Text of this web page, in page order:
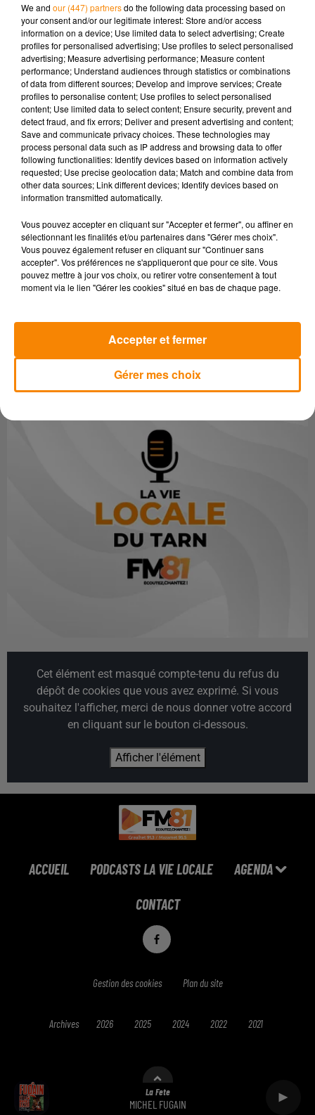
La Fete
MICHEL FUGAIN
calendrier arabo-musulman, en passant par l'Inde ou la
Chine, Audrey Bédier décryptera l'évolution du calcul du
temps, les différents types de calendriers (lunaires, solaires)
et même... les jours qui n'ont jamais existé ! Un sujet
passionnant, ponctué d'anecdotes historiques (saviez-vous
par exemple que le mois de "septembre" tire tout simplement
son nom du chiffre 7 ?).
La conférence se tiendra levendredi 17 avril à 20h30, à la
salle des fêtes de Cadalen. L'ouverture des portes se fera
dès 20h. Après cette présentation d'environ 1h30, un
traditionnel pot de l'amitié sera offert pour prolonger la
conviviale et fraternelle.
La participation est libre (au profit de l'association). Pour
plus d'informations sur la billetterie et le programme, vous
pouvez consulter ce lien :Billetweb - Conférence Cadalen : Il
Cet élément est masqué compte-tenu du refus du
dépôt de cookies que vous avez exprimé. Si vous
souhaitez l'afficher, merci de nous donner votre accord
en cliquant sur le bouton ci-dessous.
Afficher l'élément
ACCUEIL PODCASTS LA VIE LOCALE AGENDA
CONTACT
Gestion des cookies Plan du site
Archives 2026 2025 2024 2022 2021
We and our (447) partnersdo the following data processing based on
your consent and/or our legitimate interest: Store and/or access
information on a device; Use limited data to select advertising; Create
profiles for personalised advertising; Use profiles to select personalised
advertising; Measure advertising performance; Measure content
performance; Understand audiences through statistics or combinations
of data from different sources; Develop and improve services; Create
profiles to personalise content; Use profiles to select personalised
content; Use limited data to select content; Ensure security, prevent and
detect fraud, and fix errors; Deliver and present advertising and content;
Save and communicate privacy choices. These technologies may
process personal data such as IP address and browsing data to offer
following functionalities: Identify devices based on information actively
requested; Use precise geolocation data; Match and combine data from
other data sources; Link different devices; Identify devices based on
information transmitted automatically.
Vous pouvez accepter en cliquant sur "Accepter et fermer", ou affiner en
sélectionnant les finalités et/ou partenaires dans "Gérer mes choix".
Vous pouvez également refuser en cliquant sur "Continuer sans
accepter". Vos préférences ne s'appliqueront que pour ce site. Vous
pouvez mettre à jour vos choix, ou retirer votre consentement à tout
moment via le lien "Gérer les cookies" situé en bas de chaque page.
Gérer mes choix
Accepter et fermer